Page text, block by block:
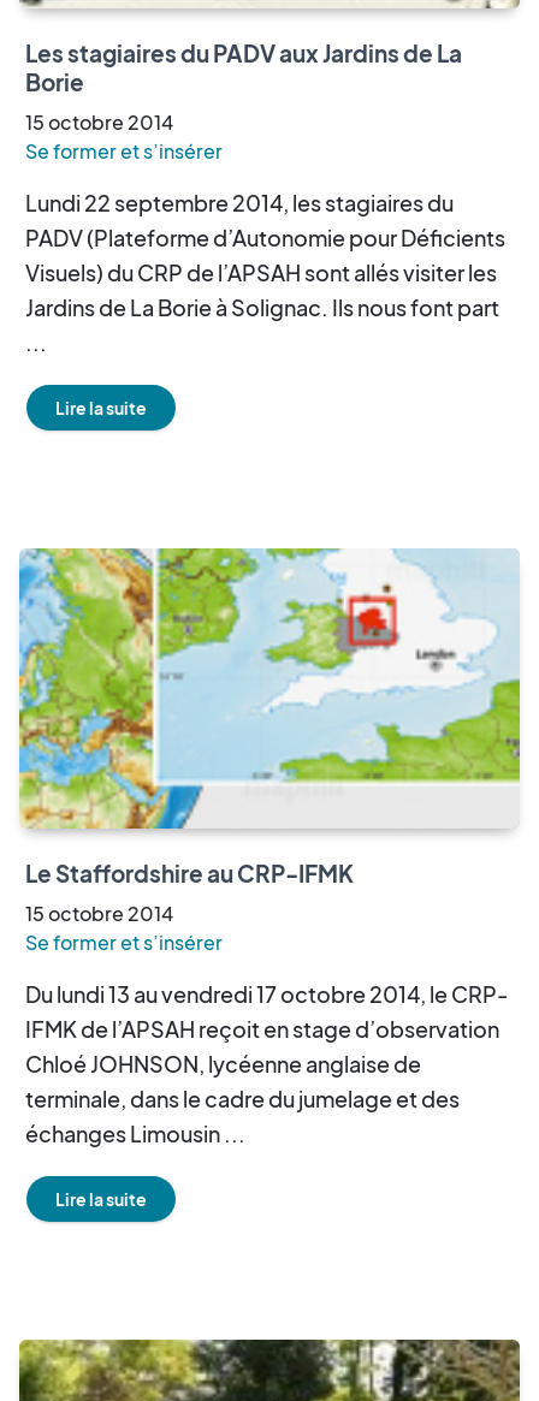
Les stagiaires du PADV aux Jardins de La
Borie
15octobre2014
Se former et s’insérer
Lundi 22 septembre 2014, les stagiaires du
PADV (Plateforme d’Autonomie pour Déficients
Visuels) du CRP de l’APSAH sont allés visiter les
Jardins de La Borie à Solignac. Ils nous font part
...
Lire la suite
Le Staffordshire au CRP-IFMK
15octobre2014
Se former et s’insérer
Du lundi 13 au vendredi 17 octobre 2014, le CRP-
IFMK de l’APSAH reçoit en stage d’observation
Chloé JOHNSON, lycéenne anglaise de
terminale, dans le cadre du jumelage et des
échanges Limousin ...
Lire la suite